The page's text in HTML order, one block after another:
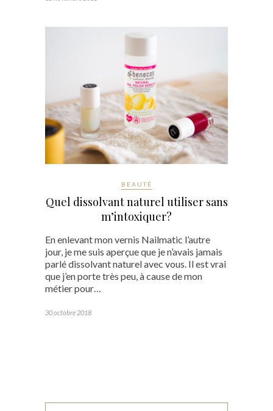
BEAUTÉ
Quel dissolvant naturel utiliser sans
m’intoxiquer?
En enlevant mon vernis Nailmatic l’autre
jour, je me suis aperçue que je n’avais jamais
parlé dissolvant naturel avec vous. Il est vrai
que j’en porte très peu, à cause de mon
métier pour…
30 octobre 2018